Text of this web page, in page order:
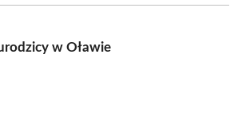
w Oławie